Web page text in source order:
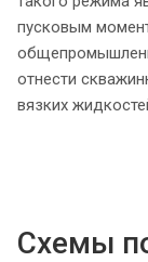
пусковым
отнести
вязких
Схемы